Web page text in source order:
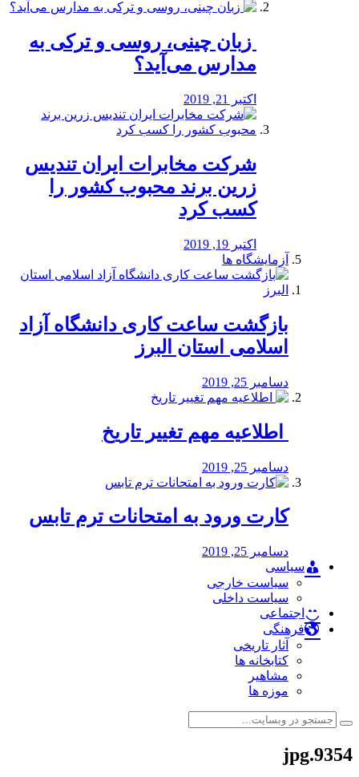
️ زبان چینی، روسی و ترکی به
مدارس می‌آید؟
اکتبر 21, 2019
شرکت مخابرات ایران تندیس
زرین برند محبوب کشور را
کسب کرد
اکتبر 19, 2019
آزمایشگاه ها
بازگشت ساعت کاری دانشگاه آزاد
اسلامی استان البرز
دسامبر 25, 2019
️ اطلاعیه مهم تغییر تاریخ
دسامبر 25, 2019
کارت ورود به امتحانات ترم تابس
دسامبر 25, 2019
سیاسی
سیاست خارجی
سیاست داخلی
اجتماعی
فرهنگی
آثار تاریخی
کتابخانه ها
مشاهیر
موزه ها
9354.jpg